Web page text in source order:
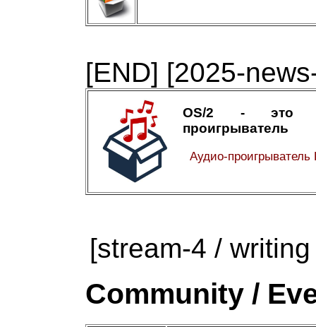
[END] [2025-
OS/2 - это
проигрыватель
Аудио-проигрыватель
[stream-4 /
Community /